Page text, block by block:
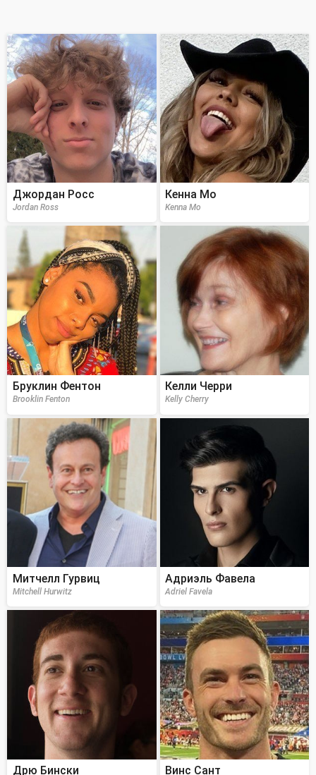
Джордан Росс
Jordan Ross
Кенна Мо
Kenna Mo
Бруклин Фентон
Brooklin Fenton
Келли Черри
Kelly Cherry
Митчелл Гурвиц
Mitchell Hurwitz
Адриэль Фавела
Adriel Favela
Дрю Бински Винс Сант